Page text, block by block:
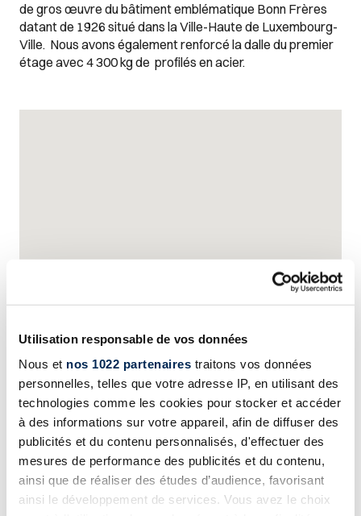
Utilisation responsable de vos données
Nous et nos 1022 partenaires traitons vos données
personnelles, telles que votre adresse IP, en utilisant des
technologies comme les cookies pour stocker et accéder
à des informations sur votre appareil, afin de diffuser des
publicités et du contenu personnalisés, d'effectuer des
mesures de performance des publicités et du contenu,
ainsi que de réaliser des études d’audience, favorisant
ainsi le développement de services. Vous avez le choix
de gros œuvre du bâtiment emblématique Bonn Frères
datant de 1926 situé dans la Ville-Haute de Luxembourg-
Ville. Nous avons également renforcé la dalle du premier
étage avec 4 300 kg de profilés en acier.